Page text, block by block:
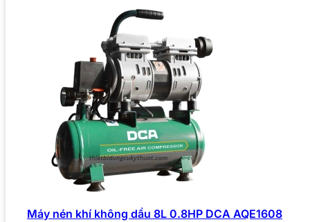
Máy nén khí không dầu 8L 0.8HP DCA AQE1608